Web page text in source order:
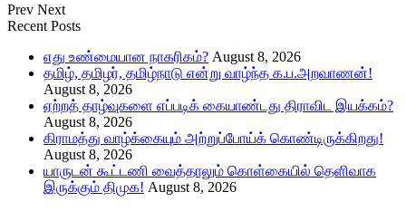
Prev Next
Recent Posts
எது உண்மையான நாகரிகம்? August 8, 2026
தமிழ், தமிழர், தமிழ்நாடு என்று வாழ்ந்த க.ப.அறவாணன்!
August 8, 2026
ஏற்றத் தாழ்வுகளை எப்படிக் கையாண்டது திராவிட இயக்கம்?
August 8, 2026
கிராமத்து வாழ்க்கையும் அற்றுப்போய்க் கொண்டிருக்கிறது!
August 8, 2026
யாருடன் கூட்டணி வைத்தாலும் கொள்கையில் தெளிவாக
இருக்கும் திமுக! August 8, 2026